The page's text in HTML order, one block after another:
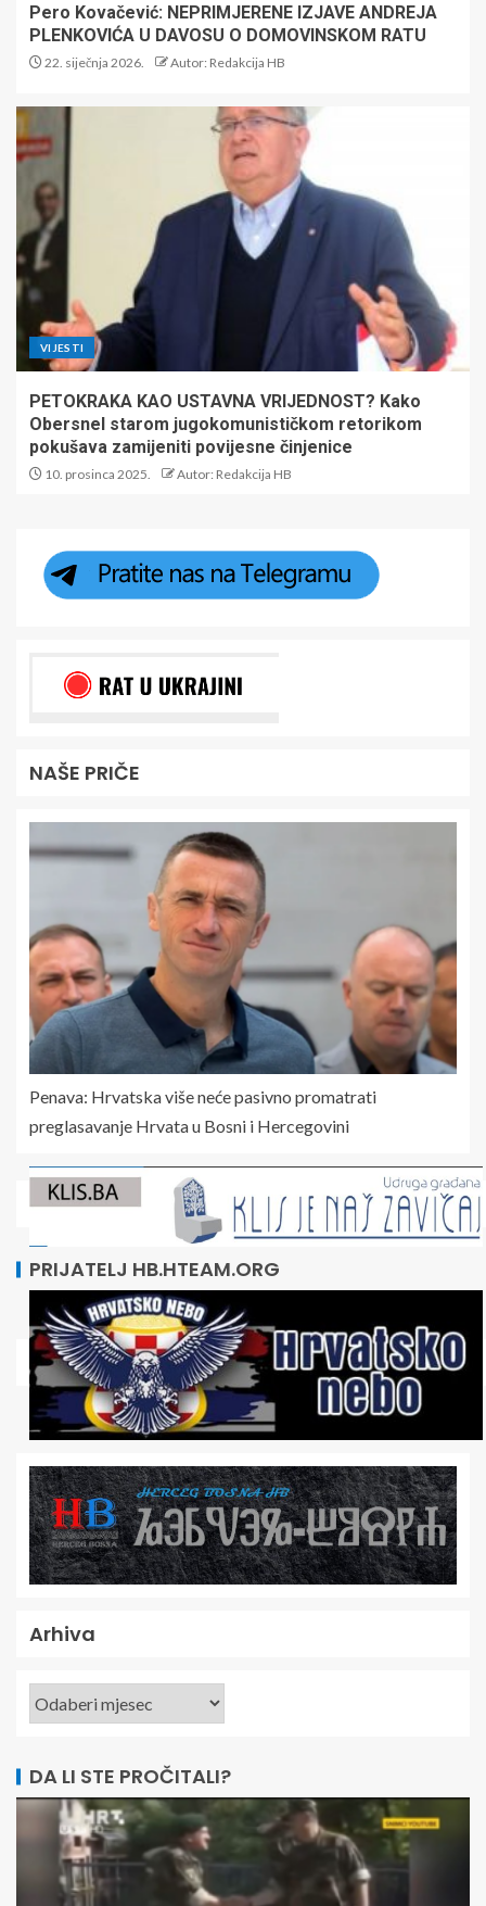
Pero Kovačević: NEPRIMJERENE IZJAVE ANDREJA
PLENKOVIĆA U DAVOSU O DOMOVINSKOM RATU
22. siječnja 2026. Autor: Redakcija HB
VIJESTI
PETOKRAKA KAO USTAVNA VRIJEDNOST? Kako
Obersnel starom jugokomunističkom retorikom
pokušava zamijeniti povijesne činjenice
10. prosinca 2025. Autor: Redakcija HB
NAŠE PRIČE
Penava: Hrvatska više neće pasivno promatrati
preglasavanje Hrvata u Bosni i Hercegovini
PRIJATELJ HB.HTEAM.ORG
Arhiva
DA LI STE PROČITALI?